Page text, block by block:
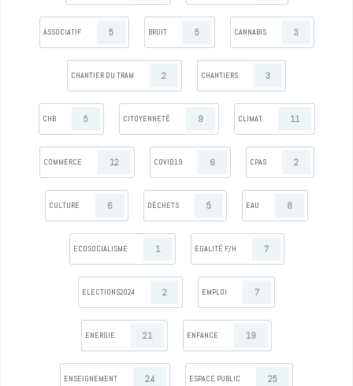
ASSOCIATIF 5 BRUIT 5 CANNABIS 3
CHANTIER DU TRAM 2 CHANTIERS 3
CHB 5 CITOYENNETÉ 9 CLIMAT 11
COMMERCE 12 COVID19 6 CPAS 2
CULTURE 6 DÉCHETS 5 EAU 8
ECOSOCIALISME 1 EGALITÉ F/H 7
ELECTIONS2024 2 EMPLOI 7
ENERGIE 21 ENFANCE 19
ENSEIGNEMENT 24 ESPACE PUBLIC 25